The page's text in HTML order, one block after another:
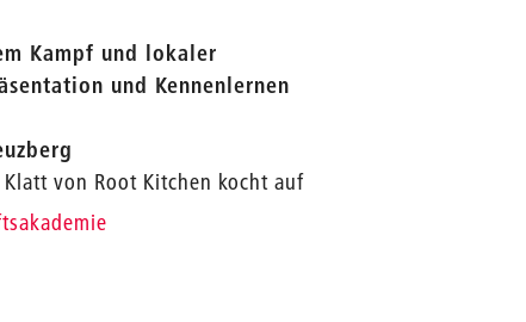
Kampf und lokaler
und Kennenlernen
von Root Kitchen kocht auf